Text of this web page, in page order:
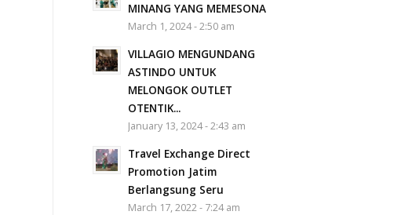
MINANG YANG MEMESONA
March 1, 2024 - 2:50 am
VILLAGIO MENGUNDANG
ASTINDO UNTUK
MELONGOK OUTLET
OTENTIK...
January 13, 2024 - 2:43 am
Travel Exchange Direct
Promotion Jatim
Berlangsung Seru
March 17, 2022 - 7:24 am